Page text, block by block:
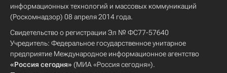
информационных технологий и массовых коммуникаций
(Роскомнадзор) 08 апреля 2014 года.
Свидетельство о регистрации Эл № ФС77-57640
Учредитель: Федеральное государственное унитарное
предприятие Международное информационное агентство
«Россия сегодня» (МИА «Россия сегодня»).